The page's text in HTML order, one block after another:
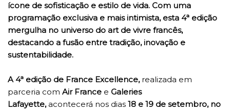
ícone de sofisticação e estilo de vida. Com uma
programação exclusiva e mais intimista, esta 4ª edição
mergulha no universo do art de vivre francês,
destacando a fusão entre tradição, inovação e
sustentabilidade.
A 4ª edição de France Excellence,realizada em
parceria com Air France e Galeries
Lafayette,acontecerá nos dias 18 e 19 de setembro, no